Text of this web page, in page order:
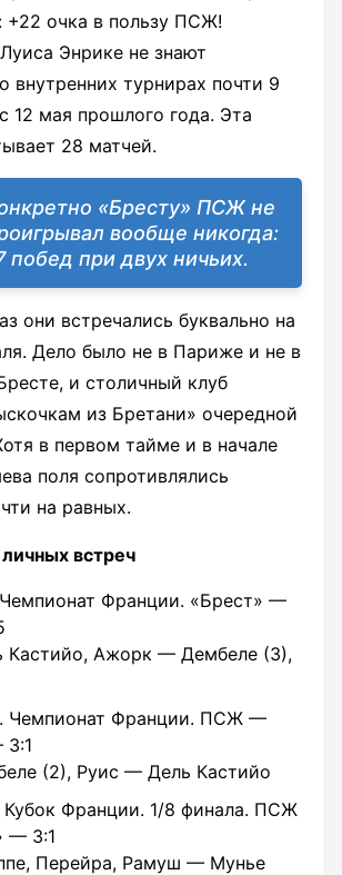
+22 очка в пользу ПСЖ!
Энрике не знают
внутренних турнирах почти 9
12 мая прошлого года. Эта
28 матчей.
«Бресту» ПСЖ не
вообще никогда:
побед при двух ничьих.
они встречались буквально на
Дело было не в Париже и не в
и столичный клуб
из Бретани» очередной
в первом тайме и в начале
поля сопротивлялись
на равных.
встреч
Франции. «Брест» —
Кастийо, Ажорк — Дембеле (3),
Чемпионат Франции. ПСЖ —
3:1
(2), Руис — Дель Кастийо
Кубок Франции. 1/8 финала. ПСЖ
— 3:1
Перейра, Рамуш — Мунье